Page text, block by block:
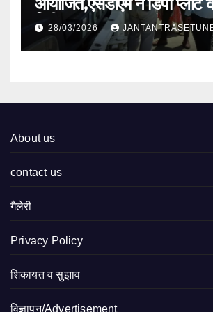
निरीक्षण
28/03/2026
About us
contact us
गैलेरी
Privacy Policy
शिकायत व सुझाव
विज्ञापन/Advertisement